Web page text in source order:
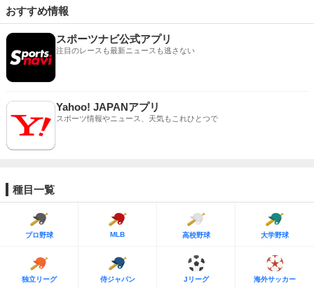
おすすめ情報
スポーツナビ公式アプリ
注目のレースも最新ニュースも逃さない
Yahoo! JAPANアプリ
スポーツ情報やニュース、天気もこれひとつで
種目一覧
プロ野球 MLB 高校野球 大学野球
独立リーグ 侍ジャパン Jリーグ 海外サッカー